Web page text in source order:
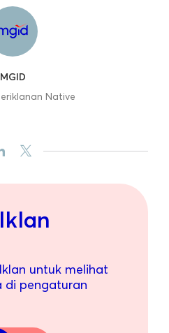
MGID
Native
untuk melihat
di pengaturan